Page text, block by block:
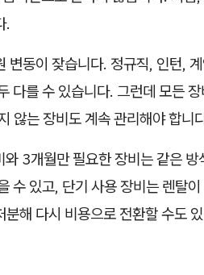
.
변동이 잦습니다. 정규직, 인턴,
다를 수 있습니다. 그런데 모든
않는 장비도 계속 관리해야 합니
3개월만 필요한 장비는 같은
수 있고, 단기 사용 장비는 렌탈
분해 다시 비용으로 전환할 수도